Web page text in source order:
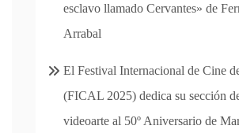
esclavo llamado Cervantes» de
Arrabal
El Festival Internacional de Cine
(FICAL 2025) dedica su sección
videoarte al 50º Aniversario de